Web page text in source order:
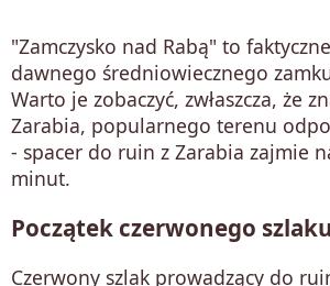
"Zamczysko nad Rabą" to
dawnego średniowiecznego
Warto je zobaczyć, zwłaszcza, że
Zarabia, popularnego terenu
- spacer do ruin z Zarabia zajmie
minut.
Początek czerwonego szlaku
Czerwony szlak prowadzący do